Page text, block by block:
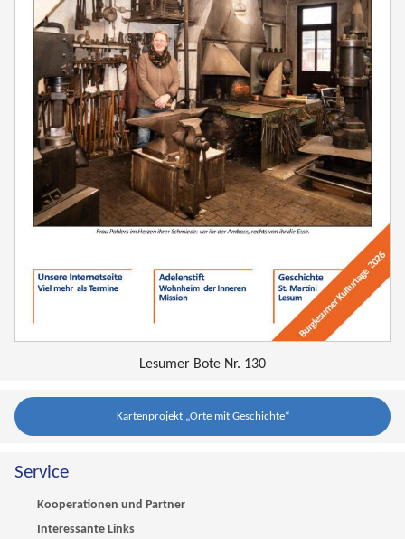
Lesumer Bote Nr. 130
Kartenprojekt „Orte mit Geschichte“
Service
Kooperationen und Partner
Interessante Links